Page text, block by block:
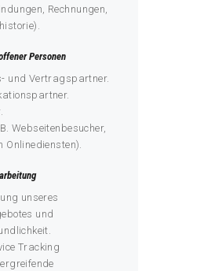
Rechnungen,
Personen
und Vertragspartner.
Webseitenbesucher,
Onlinediensten).
unseres
und
Tracking